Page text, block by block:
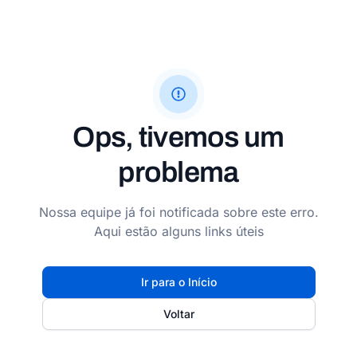
Ops, tivemos um
problema
Nossa equipe já foi notificada sobre este erro.
Aqui estão alguns links úteis
Ir para o Início
Voltar